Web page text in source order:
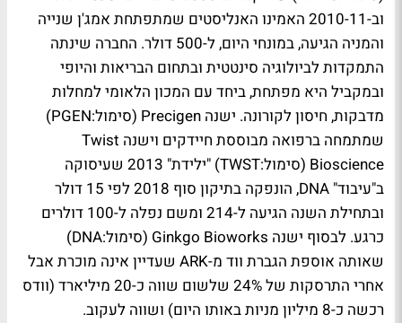
וב-2010-11 האמינו האנליסטים שמתפתחת אמג'ן שנייה
והמניה הגיעה, במונחי היום, ל-500 דולר. החברה שינתה
התמקדות לביולוגיה סינטטית ובתחום הבריאות והיופי
ובמקביל היא מפתחת, ביחד עם המכון הלאומי למחלות
מדבקות, חיסון לקורונה. ישנה Precigen (סימול:PGEN
)
שמתמחה ברפואה מבוססת חיידקים וישנה Twist
Bioscience (סימול:TWST
) "ילידת" 2013 שעיסוקה
ב"עיבוד" DNA
, הונפקה בתיקון סוף 2018 לפי 15 דולר
ובתחילת השנה הגיעה ל-214 ומשם נפלה ל-100 דולרים
כרגע. לבסוף ישנה Ginkgo Bioworks (סימול:DNA
)
שאותה אוספת הגברת ווד מ-ARK שעדיין אינה מוכרת אבל
אחרי התרסקות של 24% שלשום שווה כ-20 מיליארד (וודס
רכשה כ-8 מיליון מניות באותו היום) ושווה לעקוב.